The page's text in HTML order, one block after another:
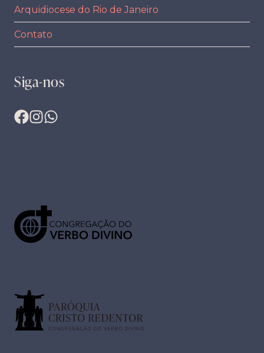
Arquidiocese do Rio de Janeiro
Contato
Siga-nos